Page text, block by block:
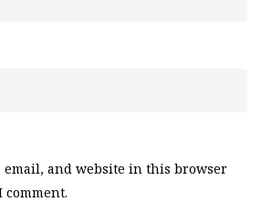
email, and website in this browser